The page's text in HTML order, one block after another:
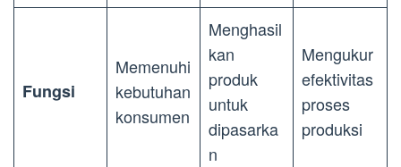
Fungsi
Memenuhi
kebutuhan
konsumen
Menghasil
kan
produk
untuk
dipasarka
n
Mengukur
efektivitas
proses
produksi